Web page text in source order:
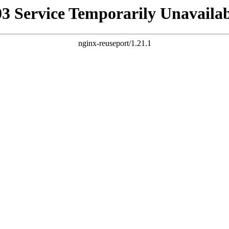
Service Temporarily
nginx-reuseport/1.21.1